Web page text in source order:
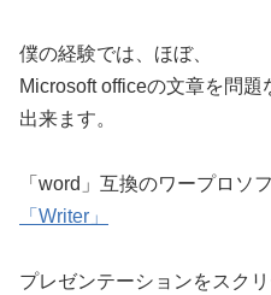
僕の経験では、ほぼ、
Microsoft officeの文章を問題
出来ます。
「word」互換のワープロソ
「Writer」
プレゼンテーションをスク